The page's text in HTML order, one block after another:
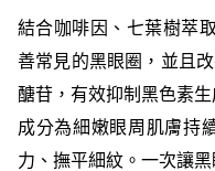
結合咖啡因、七葉樹萃
善常見的黑眼圈，並且
醣苷，有效抑制黑色素
成分為細嫩眼周肌膚持
力、撫平細紋。一次讓